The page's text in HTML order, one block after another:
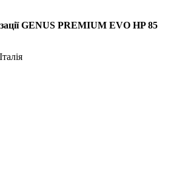
GENUS PREMIUM EVO HP 85